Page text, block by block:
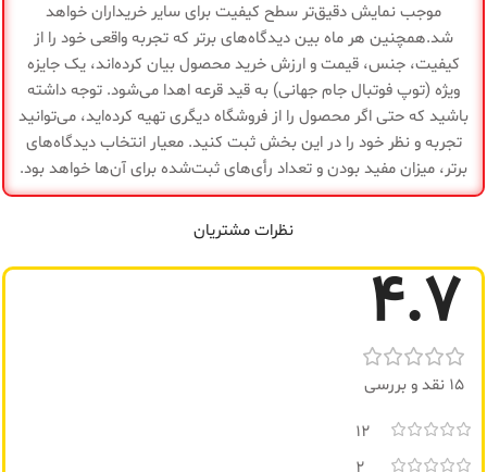
ترمز
دیسکی عقب +
الکترونیکی جلو
ویژگی سبک و جمع‌وجور
گارانتی سلامت کالا
برد
حرکت
60 تا 70 کیلومتر
سرعت
نهایی
50 تا 55 کیلومتر بر
ساعت
ویژگی
تعلیق جلو و عقب
موجب نمایش دقیق‌تر سطح کیفیت برای سایر خریداران خواهد
شد.همچنین هر ماه بین دیدگاه‌های برتر که تجربه واقعی خود را از
کیفیت، جنس، قیمت و ارزش خرید محصول بیان کرده‌اند، یک جایزه
ویژه (توپ فوتبال جام جهانی) به قید قرعه اهدا می‌شود. توجه داشته
باشید که حتی اگر محصول را از فروشگاه دیگری تهیه کرده‌اید، می‌توانید
تجربه و نظر خود را در این بخش ثبت کنید. معیار انتخاب دیدگاه‌های
برتر، میزان مفید بودن و تعداد رأی‌های ثبت‌شده برای آن‌ها خواهد بود.
نظرات مشتریان
4.7
15 نقد و بررسی
12